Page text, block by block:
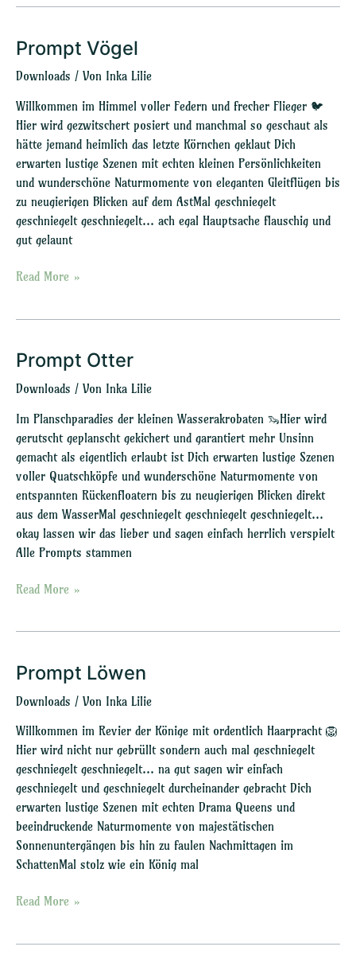
Prompt Vögel
Downloads / Von Inka Lilie
Willkommen im Himmel voller Federn und frecher Flieger 🐦
Hier wird gezwitschert posiert und manchmal so geschaut als
hätte jemand heimlich das letzte Körnchen geklaut Dich
erwarten lustige Szenen mit echten kleinen Persönlichkeiten
und wunderschöne Naturmomente von eleganten Gleitflügen bis
zu neugierigen Blicken auf dem AstMal geschniegelt
geschniegelt geschniegelt… ach egal Hauptsache flauschig und
gut gelaunt
Prompt
Read More »
Prompt Otter
Downloads / Von Inka Lilie
Im Planschparadies der kleinen Wasserakrobaten 🦦Hier wird
gerutscht geplanscht gekichert und garantiert mehr Unsinn
gemacht als eigentlich erlaubt ist Dich erwarten lustige Szenen
voller Quatschköpfe und wunderschöne Naturmomente von
entspannten Rückenfloatern bis zu neugierigen Blicken direkt
aus dem WasserMal geschniegelt geschniegelt geschniegelt…
okay lassen wir das lieber und sagen einfach herrlich verspielt
Alle Prompts stammen
Prompt
Read More »
Prompt Löwen
Downloads / Von Inka Lilie
Willkommen im Revier der Könige mit ordentlich Haarpracht 🦁
Hier wird nicht nur gebrüllt sondern auch mal geschniegelt
geschniegelt geschniegelt… na gut sagen wir einfach
geschniegelt und geschniegelt durcheinander gebracht Dich
erwarten lustige Szenen mit echten Drama Queens und
beeindruckende Naturmomente von majestätischen
Sonnenuntergängen bis hin zu faulen Nachmittagen im
SchattenMal stolz wie ein König mal
Prompt
Read More »